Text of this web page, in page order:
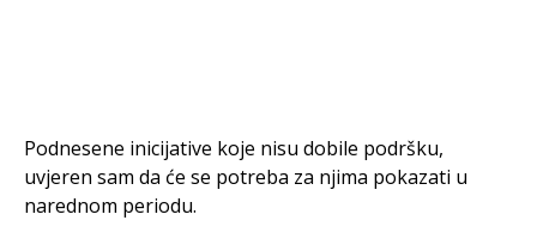
Podnesene inicijative koje nisu dobile podršku,
uvjeren sam da će se potreba za njima pokazati u
narednom periodu.